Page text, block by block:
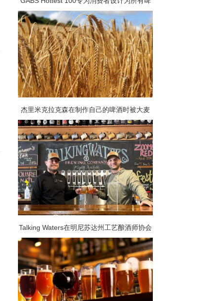
酒爱好者提供了庆祝他们最喜欢的啤酒的机
会
杰里米克拉克森在制作自己的啤酒时被大麦
加价吓坏了
Talking Waters在明尼苏达州工艺酿酒师协会
的酿酒师杯上获得两枚奖牌